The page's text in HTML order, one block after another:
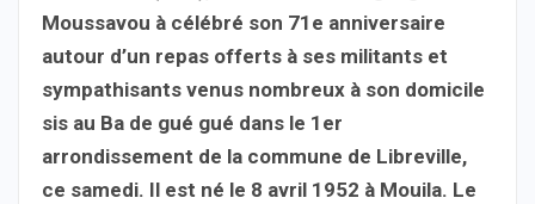
Moussavou à célébré son 71e anniversaire
autour d’un repas offerts à ses militants et
sympathisants venus nombreux à son domicile
sis au Ba de gué gué dans le 1er
arrondissement de la commune de Libreville,
ce samedi. Il est né le 8 avril 1952 à Mouila. Le